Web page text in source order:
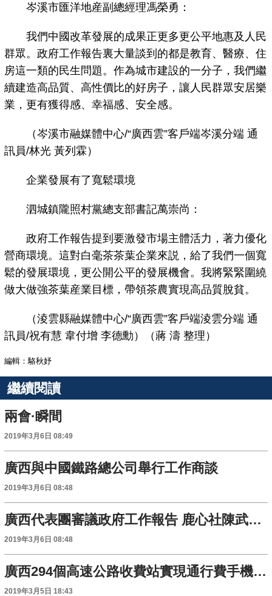
岑溪市匯洋地産副總經理馮榮勇：
我們中國改革發展的成果正更多更公平地惠及人民
群眾。政府工作報告裏大量談到的都是教育、醫療、住
房這一類的民生問題。作為城市建設的一分子，我們繼
續建造高品質、高性價比的好房子，讓人民群眾安居樂
業，更有獲得感、幸福感、安全感。
（岑溪市融媒體中心/“廣西雲”客戶端岑溪分端 通
訊員/林光 黃列霖）
企業發展有了寬鬆環境
泗城鎮隴照村黨總支部書記萬崇尚：
政府工作報告提到要激發市場主體活力，著力優化
營商環境。這對白毫茶茶葉企業來説，給了我們一個寬
鬆的發展環境，更公開公平的發展機會。我將緊緊圍繞
做大做強茶葉産業目標，帶領茶農實現高品質脫貧。
（淩雲縣融媒體中心/“廣西雲”客戶端淩雲分端 通
訊員/祝有慧 韋付增 李德勳）（蔣 濤 整理）
編輯：駱秋妤
繼續閱讀
兩會·瞬間
2019年3月6日 08:49
廣西與中國鐵路總公司舉行工作商談
2019年3月6日 08:48
廣西代表團審議政府工作報告 鹿心社陳武等參加審議併發言
2019年3月6日 08:48
廣西294個高速公路收費站實現通行費手機移動支付
2019年3月5日 18:43